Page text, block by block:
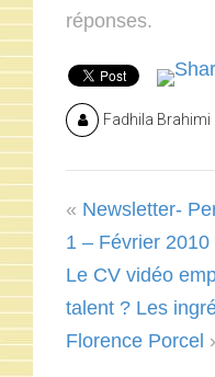
réponses.
Fadhila Brahimi
« Newsletter-
1 – Février 2010
Le CV vidéo
talent ? Les
Florence Porcel